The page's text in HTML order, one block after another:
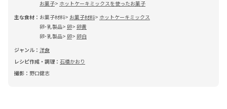
お菓子
ホットケーキミックスを使ったお菓子
主な食材： お菓子材料 お菓子材料
ホットケーキミックス
卵･乳製品 卵 卵黄
卵･乳製品 卵 卵白
ジャンル： 洋食
レシピ作成・調理： 石橋かおり
撮影： 野口健志